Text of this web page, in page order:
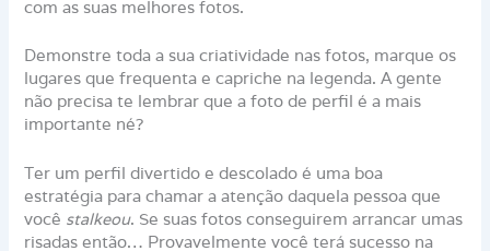
com as suas melhores fotos.
Demonstre toda a sua criatividade nas fotos, marque os
lugares que frequenta e capriche na legenda. A gente
não precisa te lembrar que a foto de perfil é a mais
importante né?
Ter um perfil divertido e descolado é uma boa
estratégia para chamar a atenção daquela pessoa que
você stalkeou. Se suas fotos conseguirem arrancar umas
risadas então… Provavelmente você terá sucesso na